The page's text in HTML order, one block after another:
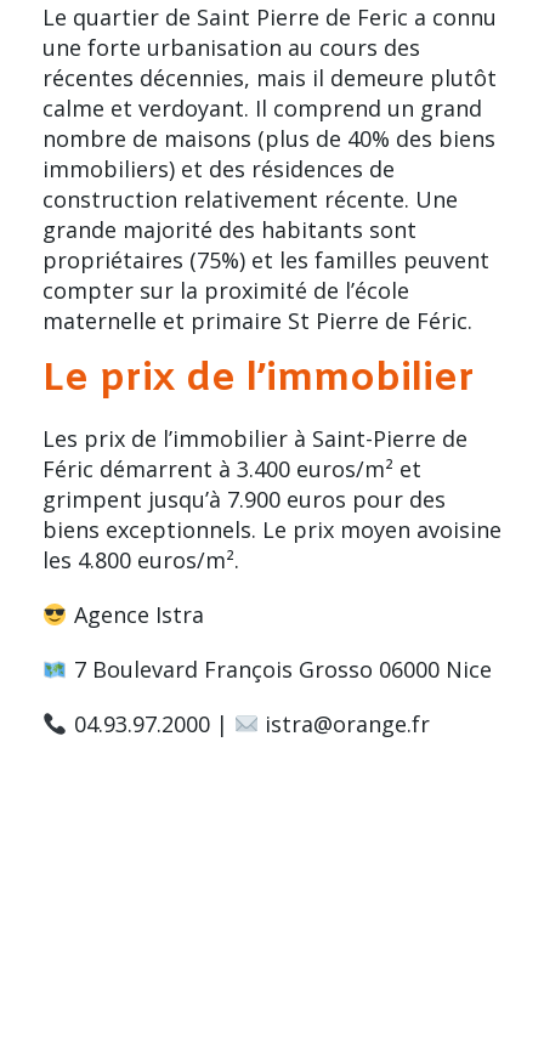
Le quartier de Saint Pierre de Feric a connu
une forte urbanisation au cours des
récentes décennies, mais il demeure plutôt
calme et verdoyant. Il comprend un grand
nombre de maisons (plus de 40% des biens
immobiliers) et des résidences de
construction relativement récente. Une
grande majorité des habitants sont
propriétaires (75%) et les familles peuvent
compter sur la proximité de l’école
maternelle et primaire St Pierre de Féric.
Le prix de l’immobilier
Les prix de l’immobilier à Saint-Pierre de
Féric démarrent à 3.400 euros/m² et
grimpent jusqu’à 7.900 euros pour des
biens exceptionnels. Le prix moyen avoisine
les 4.800 euros/m².
Agence Istra
7 Boulevard François Grosso 06000 Nice
04.93.97.2000 |
istra@orange.fr